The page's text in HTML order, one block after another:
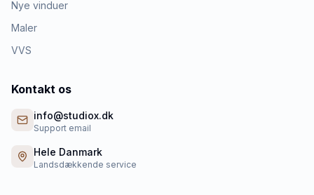
Nye vinduer
Maler
VVS
Kontakt os
info@studiox.dk
Support email
Hele Danmark
Landsdækkende service